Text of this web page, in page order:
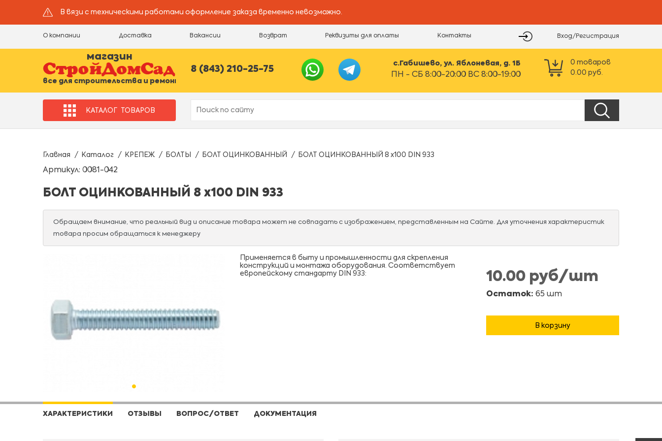
В вязи с техническими работами оформление заказа временно невозможно.
О компании Доставка Вакансии Возврат Реквизиты для оплаты Контакты Вход/Регистрация
магазин
все для строительства и ремонта
8 (843) 210-25-75
с.Габишево, ул. Яблоневая, д. 1Б
ПН - СБ 8:00-20:00 ВС 8:00-19:00
0 товаров
0.00 руб.
КАТАЛОГ ТОВАРОВ
Главная Каталог КРЕПЕЖ БОЛТЫ БОЛТ ОЦИНКОВАННЫЙ БОЛТ ОЦИНКОВАННЫЙ 8 х100 DIN 933
Артикул: 0081-042
БОЛТ ОЦИНКОВАННЫЙ 8 х100 DIN 933
Обращаем внимание, что реальный вид и описание товара может не совпадать с изображением, представленным на Сайте. Для уточнения характеристик
товара просим обращаться к менеджеру
Применяется в быту и промышленности для скрепления
конструкций и монтажа оборудования. Соответствует
европейскому стандарту DIN 933:
10.00 руб/шт
Остаток: 65 шт
В корзину
ХАРАКТЕРИСТИКИ ОТЗЫВЫ ВОПРОС/ОТВЕТ ДОКУМЕНТАЦИЯ